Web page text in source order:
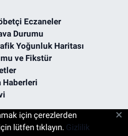
Eczaneler
Durumu
Yoğunluk Haritası
ve Fikstür
Haberleri
için çerezlerden
lütfen tıklayın. Gizlilik